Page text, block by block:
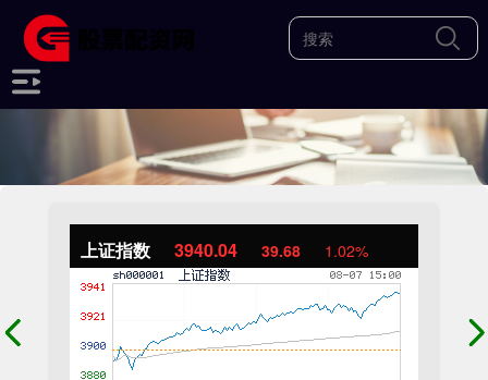
上证指数 3940.04 39.68 1.02%